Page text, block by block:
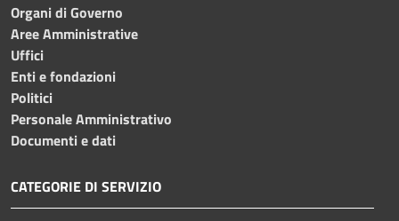
Organi di Governo
Aree Amministrative
Uffici
Enti e fondazioni
Politici
Personale Amministrativo
Documenti e dati
CATEGORIE DI SERVIZIO